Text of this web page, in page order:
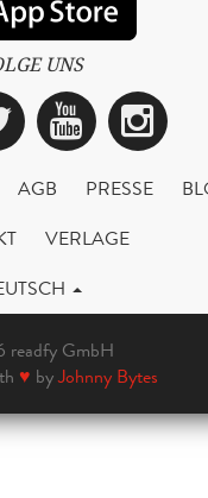
UNS
Twitter
AGB PRESSE
VERLAGE
readfy GmbH
♥ byJohnny Bytes